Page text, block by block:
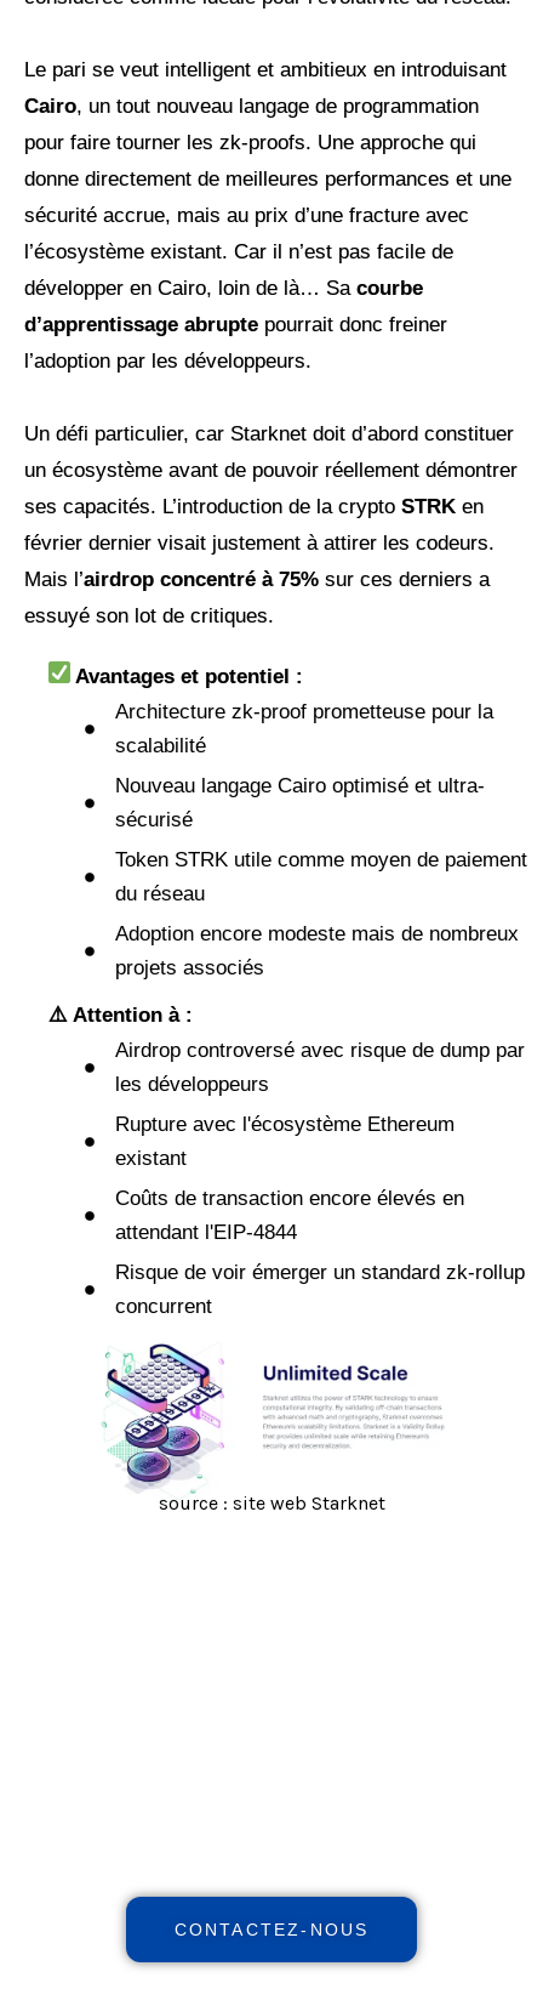
Le pari se veut intelligent et ambitieux en introduisant
Cairo, un tout nouveau langage de programmation
pour faire tourner les zk-proofs. Une approche qui
donne directement de meilleures performances et une
sécurité accrue, mais au prix d’une fracture avec
l’écosystème existant. Car il n’est pas facile de
développer en Cairo, loin de là… Sa courbe
d’apprentissage abrupte pourrait donc freiner
l’adoption par les développeurs.
Un défi particulier, car Starknet doit d’abord constituer
un écosystème avant de pouvoir réellement démontrer
ses capacités. L’introduction de la crypto STRK en
février dernier visait justement à attirer les codeurs.
Mais l’airdrop concentré à 75% sur ces derniers a
essuyé son lot de critiques.
Avantages et potentiel :
Architecture zk-proof prometteuse pour la
scalabilité
Nouveau langage Cairo optimisé et ultra-
sécurisé
Token STRK utile comme moyen de paiement
du réseau
Adoption encore modeste mais de nombreux
projets associés
⚠️ Attention à :
Airdrop controversé avec risque de dump par
les développeurs
Rupture avec l'écosystème Ethereum
existant
Coûts de transaction encore élevés en
attendant l'EIP-4844
Risque de voir émerger un standard zk-rollup
concurrent
source : site web Starknet
CONTACTEZ-NOUS